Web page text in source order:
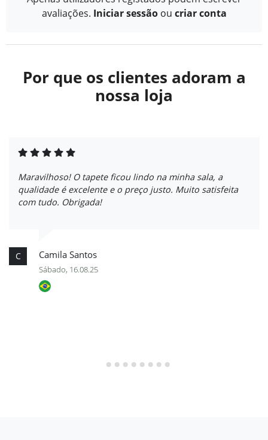
avaliações. Iniciar sessão ou criar conta
Por que os clientes adoram a
nossa loja
Maravilhoso! O tapete ficou lindo na minha sala, a
qualidade é excelente e o preço justo. Muito satisfeita
com tudo. Obrigada!
C Camila Santos
Sábado, 16.08.25